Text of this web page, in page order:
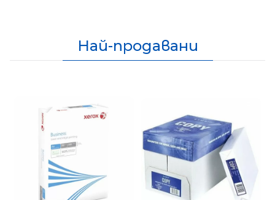
Най-продавани